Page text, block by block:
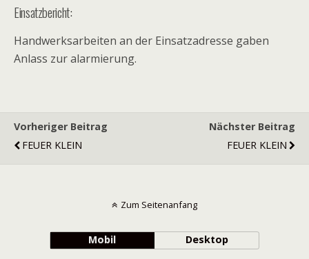
Einsatzbericht:
Handwerksarbeiten an der Einsatzadresse gaben
Anlass zur alarmierung.
Vorheriger Beitrag
FEUER KLEIN
Nächster Beitrag
FEUER KLEIN
Zum Seitenanfang
Mobil Desktop